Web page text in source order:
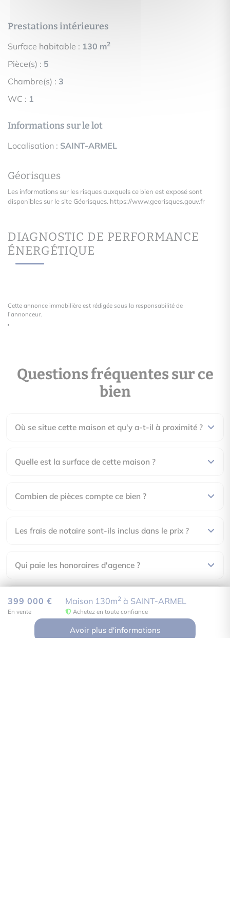
Prestations intérieures
Surface habitable : 130 m2
Pièce(s) : 5
Chambre(s) : 3
WC : 1
Informations sur le lot
Localisation : SAINT-ARMEL
Géorisques
Les informations sur les risques auxquels ce bien est exposé sont
disponibles sur le site Géorisques. https://www.georisques.gouv.fr
DIAGNOSTIC DE PERFORMANCE
ÉNERGÉTIQUE
Non soumis au DPE
Cette annonce immobilière est rédigée sous la responsabilité de
l’annonceur.
399 000 € Maison 130m2 à SAINT-ARMEL
En vente Achetez en toute confiance
Avoir plus d'informations
Questions fréquentes sur ce
bien
Où se situe cette maison et qu'y a-t-il à proximité ?
Quelle est la surface de cette maison ?
Combien de pièces compte ce bien ?
Les frais de notaire sont-ils inclus dans le prix ?
Qui paie les honoraires d'agence ?
Comment visiter ce bien ?